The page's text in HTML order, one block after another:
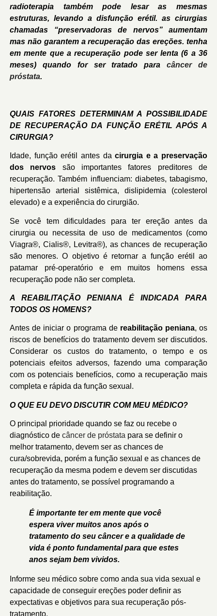
radioterapia também pode lesar as mesmas
estruturas, levando a disfunção erétil. as cirurgias
chamadas “preservadoras de nervos” aumentam
mas não garantem a recuperação das ereções. tenha
em mente que a recuperação pode ser lenta (6 a 36
meses) quando for ser tratado paracâncer de
próstata.
QUAIS FATORES DETERMINAM A POSSIBILIDADE
DE RECUPERAÇÃO DA FUNÇÃO ERÉTIL APÓS A
CIRURGIA?
Idade, função erétil antes dacirurgia e a preservação
dos nervos são importantes fatores preditores de
recuperação. Também influenciam: diabetes, tabagismo,
hipertensão arterial sistêmica, dislipidemia (colesterol
elevado) e a experiência do cirurgião.
Se você tem dificuldades para ter ereção antes da
cirurgia ou necessita de uso de medicamentos (como
Viagra®, Cialis®, Levitra®), as chances de recuperação
são menores. O objetivo é retornar a função erétil ao
patamar pré-operatório e em muitos homens essa
recuperação pode não ser completa.
A REABILITAÇÃO PENIANA É INDICADA PARA
TODOS OS HOMENS?
Antes de iniciar o programa de reabilitação peniana, os
riscos de benefícios do tratamento devem ser discutidos.
Considerar os custos do tratamento, o tempo e os
potenciais efeitos adversos, fazendo uma comparação
com os potenciais benefícios, como a recuperação mais
completa e rápida da função sexual.
O QUE EU DEVO DISCUTIR COM MEU MÉDICO?
O principal prioridade quando se faz ou recebe o
diagnóstico de câncer de próstata para se definir o
melhor tratamento, devem ser as chances de
cura/sobrevida, porém a função sexual e as chances de
recuperação da mesma podem e devem ser discutidas
antes do tratamento, se possível programando a
reabilitação.
É importante ter em mente que você
espera viver muitos anos após o
tratamento do seu câncer e a qualidade de
vida é ponto fundamental para que estes
anos sejam bem vividos.
Informe seu médico sobre como anda sua vida sexual e
capacidade de conseguir ereções poder definir as
expectativas e objetivos para sua recuperação pós-
tratamento.